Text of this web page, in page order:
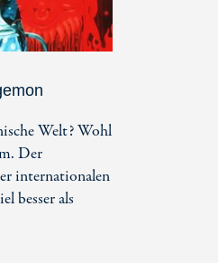
Welt? Wohl
Der
internationalen
besser als